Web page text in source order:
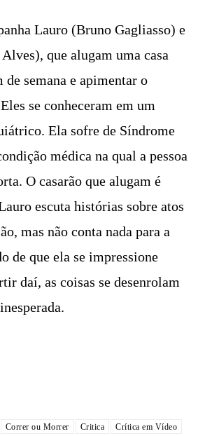
Lauro (Bruno Gagliasso) e
que alugam uma casa
de semana e apimentar o
se conheceram em um
Ela sofre de Síndrome
médica na qual a pessoa
O casarão que alugam é
escuta histórias sobre atos
mas não conta nada para a
de que ela se impressione
daí, as coisas se desenrolam
Correr ou Morrer Critica
Crítica em Vídeo